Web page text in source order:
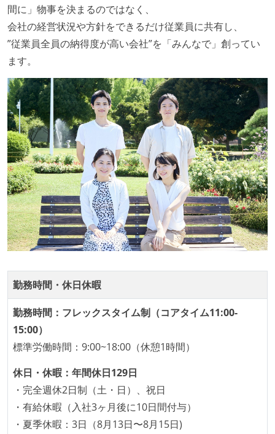
週4日リモート勤務のハイブリットワーク（週1出社）
週3日リモート勤務のハイブリットワーク（週2出社）
週2日リモート勤務のハイブリットワーク（週3出社）
業務時間中に中抜けできる制度がある
2年以内に未就学児を子育てしながら働いていたエン
ジニアがいる
フレックスタイム制または裁量労働制を採用している
職業安定法に対応する記載事項
受動喫煙防止措置：屋内禁煙
間に」物事を決まるのではなく、
会社の経営状況や方針をできるだけ従業員に共有し、
”従業員全員の納得度が高い会社”を「みんなで」創ってい
ます。
勤務時間・休日休暇
勤務時間：フレックスタイム制（コアタイム11:00-
15:00）
標準労働時間：9:00~18:00（休憩1時間）
休日・休暇：年間休日129日
・完全週休2日制（土・日）、祝日
・有給休暇（入社3ヶ月後に10日間付与）
・夏季休暇：3日（8月13日〜8月15日)